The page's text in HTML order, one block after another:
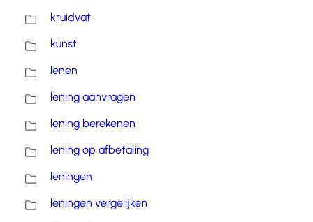
kruidvat
kunst
lenen
lening aanvragen
lening berekenen
lening op afbetaling
leningen
leningen vergelijken